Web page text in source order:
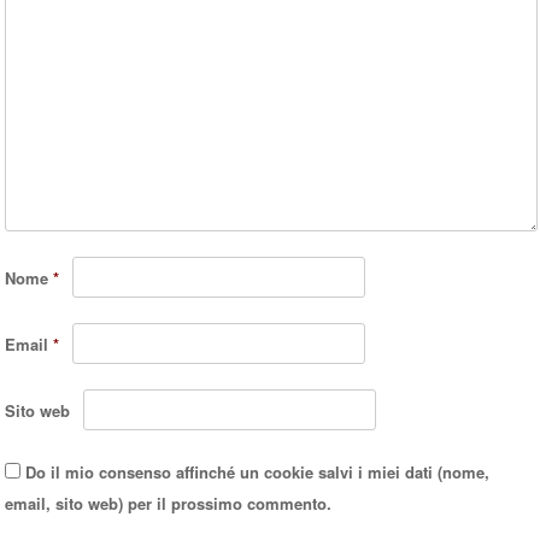
Nome*
Email*
Sito web
Do il mio consenso affinché un cookie salvi i miei dati (nome,
email, sito web) per il prossimo commento.